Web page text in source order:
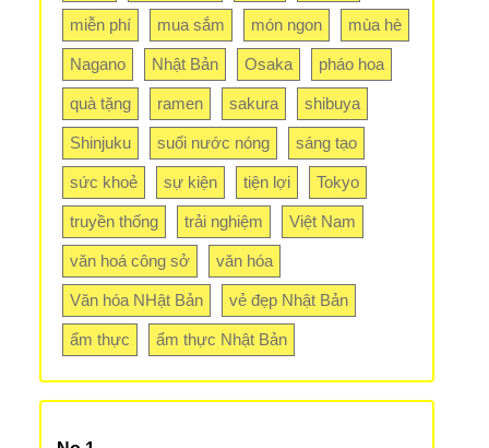
miễn phí mua sắm món ngon mùa hè
Nagano Nhật Bản Osaka pháo hoa
quà tặng ramen sakura shibuya
Shinjuku suối nước nóng sáng tạo
sức khoẻ sự kiện tiện lợi Tokyo
truyền thống trải nghiệm Việt Nam
văn hoá công sở văn hóa
Văn hóa NHật Bản vẻ đẹp Nhật Bản
ẩm thực ẩm thực Nhật Bản